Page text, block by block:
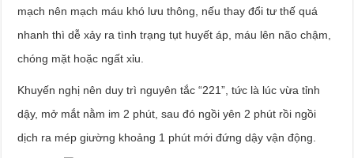
mạch nên mạch máu khó lưu thông, nếu thay đổi tư thế quá
nhanh thì dễ xảy ra tình trạng tụt huyết áp, máu lên não chậm,
chóng mặt hoặc ngất xỉu.
Khuyến nghị nên duy trì nguyên tắc “221”, tức là lúc vừa tỉnh
dậy, mở mắt nằm im 2 phút, sau đó ngồi yên 2 phút rồi ngồi
dịch ra mép giường khoảng 1 phút mới đứng dậy vận động.